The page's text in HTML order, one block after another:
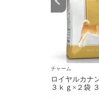
チャーム
ロイヤルカナ
３ｋｇ×２袋